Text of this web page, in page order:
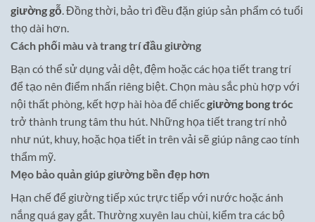
giường gỗ. Đồng thời, bảo trì đều đặn giúp sản phẩm có tuổi
thọ dài hơn.
Cách phối màu và trang trí đầu giường
Bạn có thể sử dụng vải dệt, đệm hoặc các họa tiết trang trí
để tạo nên điểm nhấn riêng biệt. Chọn màu sắc phù hợp với
nội thất phòng, kết hợp hài hòa để chiếcgiường bong tróc
trở thành trung tâm thu hút. Những họa tiết trang trí nhỏ
như nút, khuy, hoặc họa tiết in trên vải sẽ giúp nâng cao tính
thẩm mỹ.
Mẹo bảo quản giúp giường bền đẹp hơn
Hạn chế để giường tiếp xúc trực tiếp với nước hoặc ánh
nắng quá gay gắt. Thường xuyên lau chùi, kiểm tra các bộ